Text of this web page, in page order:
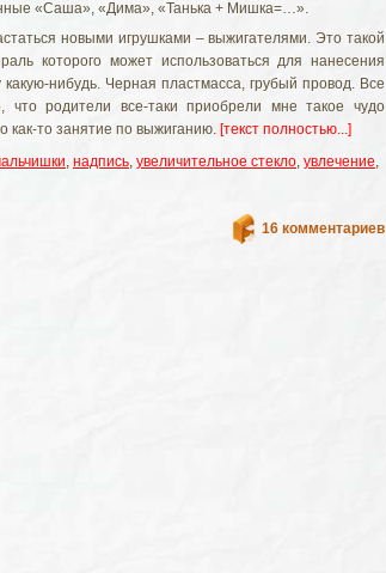
«Саша», «Дима», «Танька + Мишка=…».
новыми игрушками – выжигателями. Это такой
которого может использоваться для нанесения
нибудь. Черная пластмасса, грубый провод. Все
что родители все-таки приобрели мне такое чудо
как-то занятие по выжиганию. [текст полностью...]
, надпись, увеличительное стекло, увлечение,
16 комментариев